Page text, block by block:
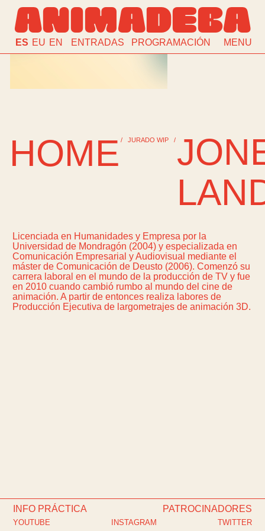
ANIMADEBA
MENU
PROGRAMACIÓN
ENTRADAS
ES EU EN
HOME / JURADO WIP /
Licenciada en Humanidades y Empresa por la
Universidad de Mondragón (2004) y especializada en
Comunicación Empresarial y Audiovisual mediante el
máster de Comunicación de Deusto (2006). Comenzó su
carrera laboral en el mundo de la producción de TV y fue
en 2010 cuando cambió rumbo al mundo del cine de
animación. A partir de entonces realiza labores de
Producción Ejecutiva de largometrajes de animación 3D.
YOUTUBE INSTAGRAM TWITTER
INFO PRÁCTICA PATROCINADORES